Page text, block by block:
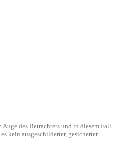
des Betrachters und in diesem Fall
kein ausgeschilderter, gesicherter